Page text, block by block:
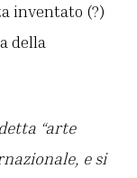
inventato (?)
della
“arte
e si